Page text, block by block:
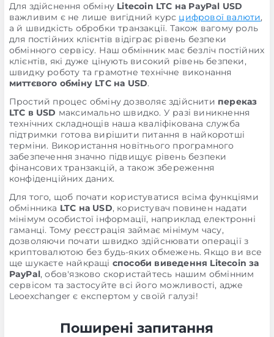
Для здійснення обміну Litecoin LTC на PayPal USD
важливим є не лише вигідний курс цифрової валюти,
а й швидкість обробки транзакції. Також вагому роль
для постійних клієнтів відіграє рівень безпеки
обмінного сервісу. Наш обмінник має безліч постійних
клієнтів, які дуже цінують високий рівень безпеки,
швидку роботу та грамотне технічне виконання
миттєвого обміну LTC на USD.
Простий процес обміну дозволяє здійснити переказ
LTC в USD максимально швидко. У разі виникнення
технічних складнощів наша кваліфікована служба
підтримки готова вирішити питання в найкоротші
терміни. Використання новітнього програмного
забезпечення значно підвищує рівень безпеки
фінансових транзакцій, а також збереження
конфіденційних даних.
Для того, щоб почати користуватися всіма функціями
обмінника LTC на USD, користувач повинен надати
мінімум особистої інформації, наприклад електронні
гаманці. Тому реєстрація займає мінімум часу,
дозволяючи почати швидко здійснювати операції з
криптовалютою без будь-яких обмежень. Якщо ви все
ще шукаєте найкращі способи виведення Litecoin за
PayPal, обов'язково скористайтесь нашим обмінним
сервісом та застосуйте всі його можливості, адже
Leoexchanger є експертом у своїй галузі!
Поширені запитання